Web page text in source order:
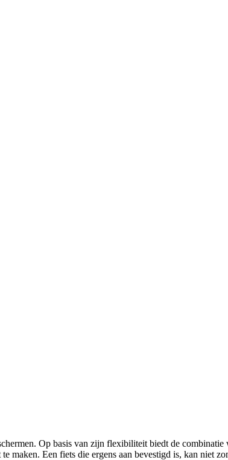
Op basis van zijn flexibiliteit biedt de combinatie
maken. Een fiets die ergens aan bevestigd is, kan niet